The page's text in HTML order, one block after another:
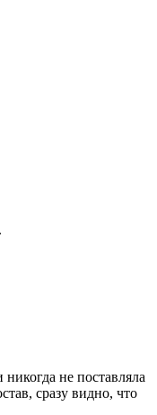
не поставляла
сразу видно, что